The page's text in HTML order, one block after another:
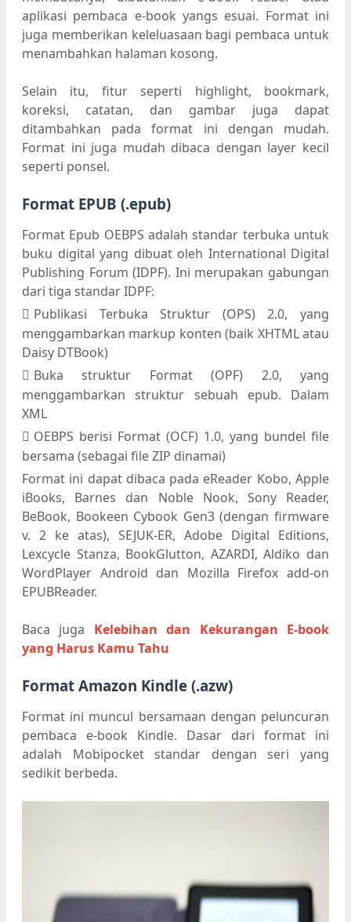
aplikasi pembaca e-book yangs esuai. Format ini
juga memberikan keleluasaan bagi pembaca untuk
menambahkan halaman kosong.
Selain itu, fitur seperti highlight, bookmark,
koreksi, catatan, dan gambar juga dapat
ditambahkan pada format ini dengan mudah.
Format ini juga mudah dibaca dengan layer kecil
seperti ponsel.
Format EPUB (.epub)
Format Epub OEBPS adalah standar terbuka untuk
buku digital yang dibuat oleh International Digital
Publishing Forum (IDPF). Ini merupakan gabungan
dari tiga standar IDPF:
Publikasi Terbuka Struktur (OPS) 2.0, yang
menggambarkan markup konten (baik XHTML atau
Daisy DTBook)
Buka struktur Format (OPF) 2.0, yang
menggambarkan struktur sebuah epub. Dalam
XML
OEBPS berisi Format (OCF) 1.0, yang bundel file
bersama (sebagai file ZIP dinamai)
Format ini dapat dibaca pada eReader Kobo, Apple
iBooks, Barnes dan Noble Nook, Sony Reader,
BeBook, Bookeen Cybook Gen3 (dengan firmware
v. 2 ke atas), SEJUK-ER, Adobe Digital Editions,
Lexcycle Stanza, BookGlutton, AZARDI, Aldiko dan
WordPlayer Android dan Mozilla Firefox add-on
EPUBReader.
Baca juga Kelebihan dan Kekurangan E-book
yang Harus Kamu Tahu
Format Amazon Kindle (.azw)
Format ini muncul bersamaan dengan peluncuran
pembaca e-book Kindle. Dasar dari format ini
adalah Mobipocket standar dengan seri yang
sedikit berbeda.